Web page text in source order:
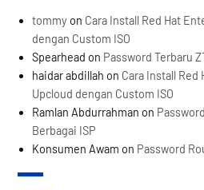
tommy on Cara Install Red Hat
dengan Custom ISO
Spearhead on Password Terbaru
haidar abdillah on Cara Install
Upcloud dengan Custom ISO
Ramlan Abdurrahman on
Berbagai ISP
Konsumen Awam on Password